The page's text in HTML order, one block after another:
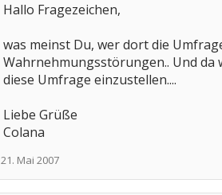
Hallo Fragezeichen,
was meinst Du, wer dort die
Wahrnehmungsstörungen.. Und da
diese Umfrage einzustellen....
Liebe Grüße
Colana
21. Mai 2007